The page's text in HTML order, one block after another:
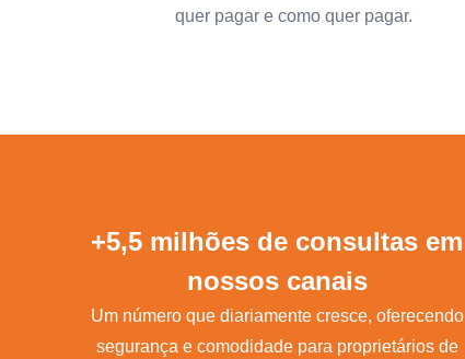
quer pagar e como quer pagar.
+5,5 milhões de consultas em
nossos canais
Um número que diariamente cresce, oferecendo
segurança e comodidade para proprietários de